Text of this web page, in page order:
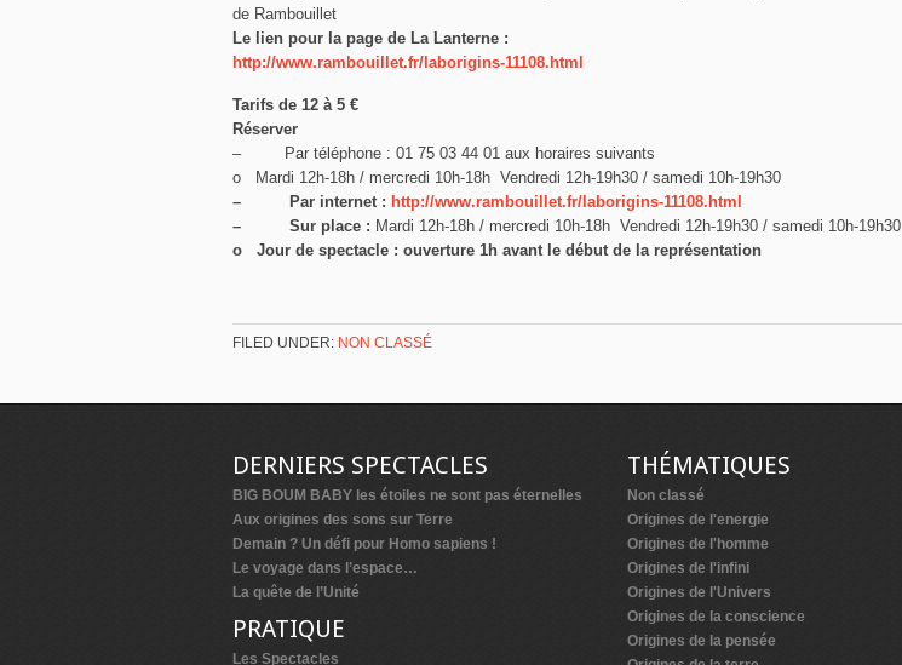
de Rambouillet
Le lien pour la page de La Lanterne :
http://www.rambouillet.fr/laborigins-11108.html
Tarifs de 12 à 5 €
Réserver
– Par téléphone : 01 75 03 44 01 aux horaires suivants
o Mardi 12h-18h / mercredi 10h-18h Vendredi 12h-19h30 / samedi 10h-19h30
– Par internet : http://www.rambouillet.fr/laborigins-11108.html
– Sur place : Mardi 12h-18h / mercredi 10h-18h Vendredi 12h-19h30 / samedi 10h-19h30
o Jour de spectacle : ouverture 1h avant le début de la représentation
FILED UNDER: NON CLASSÉ
DERNIERS SPECTACLES
BIG BOUM BABY les étoiles ne sont pas éternelles
Aux origines des sons sur Terre
Demain ? Un défi pour Homo sapiens !
Le voyage dans l’espace…
La quête de l’Unité
PRATIQUE
Les Spectacles
THÉMATIQUES
Non classé
Origines de l'energie
Origines de l'homme
Origines de l'infini
Origines de l'Univers
Origines de la conscience
Origines de la pensée